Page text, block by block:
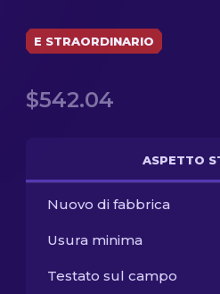
E STRAORDINARIO
$542.04
ASPETTO
Nuovo di fabbrica
Usura minima
Testato sul campo